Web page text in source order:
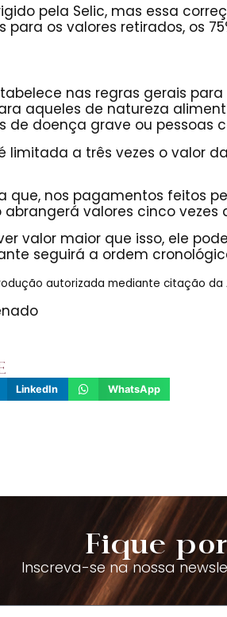
pela Selic, mas essa
para os valores retirados, os
nas regras gerais
aqueles de natureza
de doença grave ou pessoas
limitada a três vezes o valor
que, nos pagamentos feitos
valores cinco vezes
valor maior que isso, ele
seguirá a ordem
autorizada mediante citação da
LinkedIn WhatsApp
Fique
Inscreva-se na nossa